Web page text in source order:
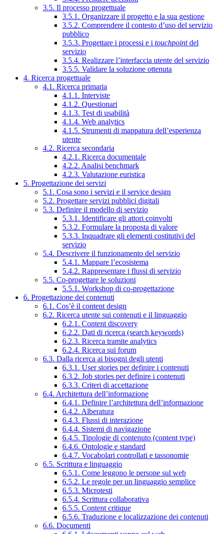
3.5. Il processo progettuale
3.5.1. Organizzare il progetto e la sua gestione
3.5.2. Comprendere il contesto d’uso del servizio
pubblico
3.5.3. Progettare i processi e i touchpointdel
servizio
3.5.4. Realizzare l’interfaccia utente del servizio
3.5.5. Validare la soluzione ottenuta
4. Ricerca progettuale
4.1. Ricerca primaria
4.1.1. Interviste
4.1.2. Questionari
4.1.3. Test di usabilità
4.1.4. Web analytics
4.1.5. Strumenti di mappatura dell’esperienza
utente
4.2. Ricerca secondaria
4.2.1. Ricerca documentale
4.2.2. Analisi benchmark
4.2.3. Valutazione euristica
5. Progettazione dei servizi
5.1. Cosa sono i servizi e il service design
5.2. Progettare servizi pubblici digitali
5.3. Definire il modello di servizio
5.3.1. Identificare gli attori coinvolti
5.3.2. Formulare la proposta di valore
5.3.3. Inquadrare gli elementi costitutivi del
servizio
5.4. Descrivere il funzionamento del servizio
5.4.1. Mappare l’ecosistema
5.4.2. Rappresentare i flussi di servizio
5.5. Co-progettare le soluzioni
5.5.1. Workshop di co-progettazione
6. Progettazione dei contenuti
6.1. Cos’è il content design
6.2. Ricerca utente sui contenuti e il linguaggio
6.2.1. Content discovery
6.2.2. Dati di ricerca (search keywords)
6.2.3. Ricerca tramite analytics
6.2.4. Ricerca sui forum
6.3. Dalla ricerca ai bisogni degli utenti
6.3.1. User stories per definire i contenuti
6.3.2. Job stories per definire i contenuti
6.3.3. Criteri di accettazione
6.4. Architettura dell’informazione
6.4.1. Definire l’architettura dell’informazione
6.4.2. Alberatura
6.4.3. Flussi di interazione
6.4.4. Sistemi di navigazione
6.4.5. Tipologie di contenuto (content type)
6.4.6. Ontologie e standard
6.4.7. Vocabolari controllati e tassonomie
6.5. Scrittura e linguaggio
6.5.1. Come leggono le persone sul web
6.5.2. Le regole per un linguaggio semplice
6.5.3. Microtesti
6.5.4. Scrittura collaborativa
6.5.5. Content critique
6.5.6. Traduzione e localizzazione dei contenuti
6.6. Documenti